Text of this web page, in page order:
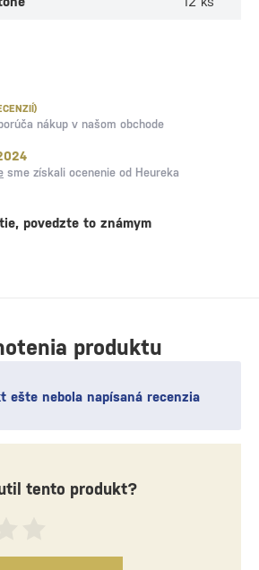
produktu
ešte nebola napísaná recenzia
tento produkt?
nákup v našom obchode
sme získali ocenenie od Heureka
povedzte to známym